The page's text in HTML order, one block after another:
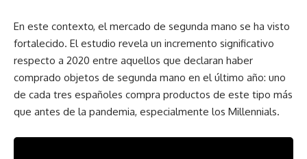
En este contexto, el mercado de segunda mano se ha visto
fortalecido. El estudio revela un incremento significativo
respecto a 2020 entre aquellos que declaran haber
comprado objetos de segunda mano en el último año: uno
de cada tres españoles compra productos de este tipo más
que antes de la pandemia, especialmente los Millennials.